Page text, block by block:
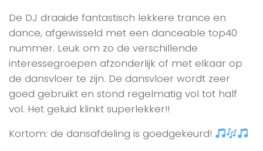
De DJ draaide fantastisch lekkere trance en
dance, afgewisseld met een danceable top40
nummer. Leuk om zo de verschillende
interessegroepen afzonderlijk of met elkaar op
de dansvloer te zijn. De dansvloer wordt zeer
goed gebruikt en stond regelmatig vol tot half
vol. Het geluid klinkt superlekker!!
Kortom: de dansafdeling is goedgekeurd!